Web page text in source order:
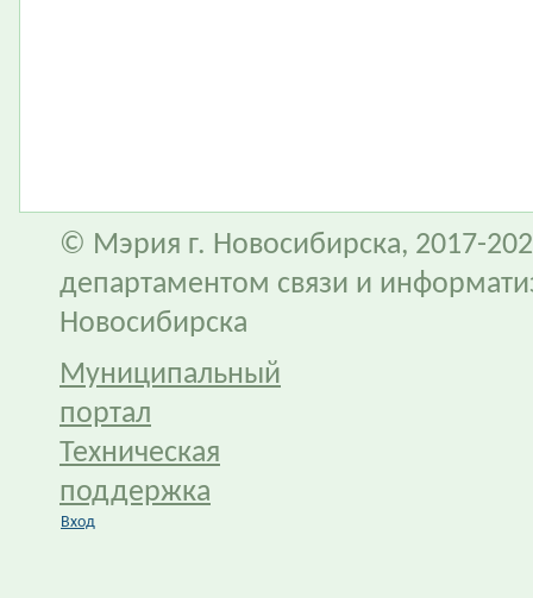
© Мэрия г. Новосибирска, 2017-
департаментом связи и
Новосибирска
Муниципальный
портал
Техническая
поддержка
Вход